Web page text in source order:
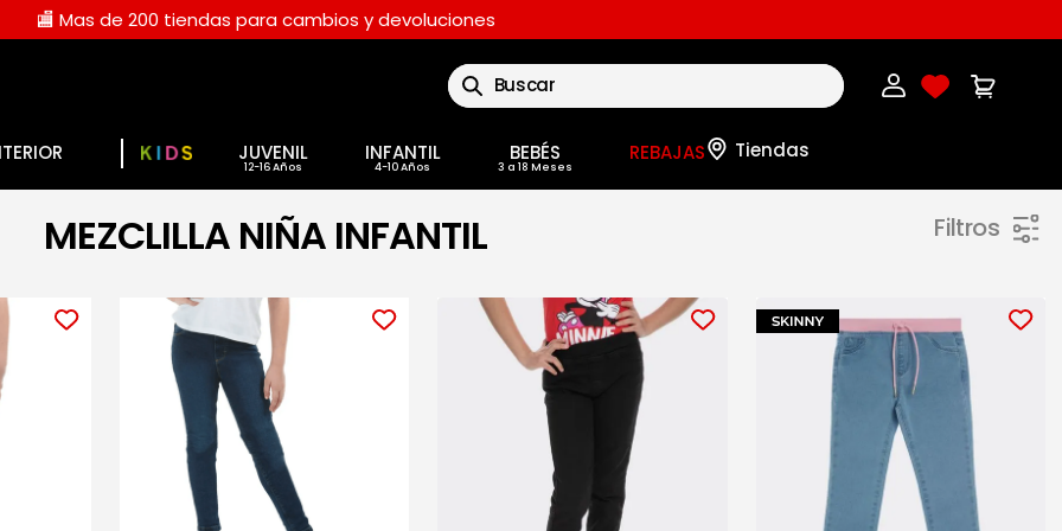
🏬 Mas de 200 tiendas para cambios y devoluciones
Buscar
JUVENIL INFANTIL BEBÉS REBAJAS
MEZCLILLA NIÑA INFANTIL Filtros